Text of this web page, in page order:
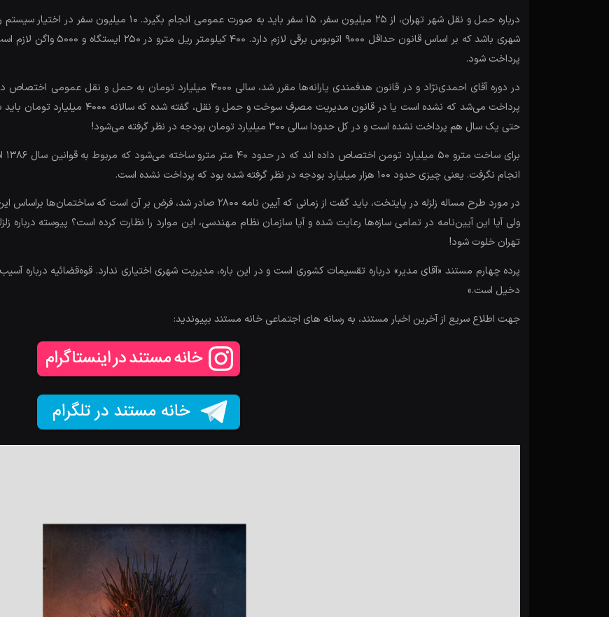
شهری باشد که بر اساس قانون
پرداخت شود.
پرداخت می‌شد که نشده است یا در قانون
حتی یک سال هم پرداخت نشده است و در کل حدودا سالی ۳۰۰ میلیارد تومان بودجه در نظر گرفته می‌شود!
انجام نگرفت. یعنی چیزی حدود ۱۰۰ هزار میلیارد بودجه در نظر گرفته شده بود که پرداخت نشده است.
در مورد طرح مساله زلزله در پایتخت، باید گفت از زمانی که آیین نامه ۲۸۰۰ صادر
ولی آیا این آیین‌نامه در تمامی سازه‌ها رعایت شده و آیا سازمان نظام مهندسی، این موارد را نظارت کرده است؟ پیوسته درباره
تهران خلوت شود!
پرده چهارم مستند «آقای مدیر» درباره تقسیمات کشوری است و در این باره، مدیریت شهری اختیاری ندارد. قوه‌قضائیه درباره
دخیل است.»
جهت اطلاع سریع از آخرین اخبار مستند، به رسانه های اجتماعی خانه مستند بپیوندید: